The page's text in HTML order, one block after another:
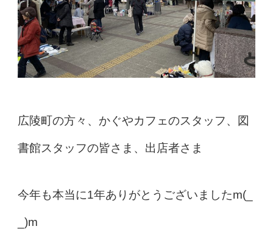
広陵町の方々、かぐやカフェのスタッフ、図
書館スタッフの皆さま、出店者さま
今年も本当に1年ありがとうございましたm(_
_)m